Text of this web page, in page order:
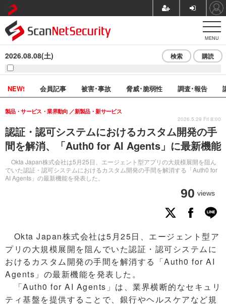
MENU
2026.08.08(土) 検索 購読
NEW! 会員記事 被害･事故 脅威･脆弱性 調査･報告
認証・認可システムにおけるカスタム開発の手
間を解消、「Auth0 for AI Agents」に最新機能
Okta Japan株式会社は5月25日、エージェント型アプリの大規模展開を阻ん
でいた認証・認可システムにおけるカスタム開発の手間を解消する「Auth0 for
AI Agents」の最新機能を発表した。
製品・サービス・業界動向 新製品・新サービス
90 views
2026.5.29 Fri 8:00
Okta Japan株式会社は5月25日、エージェント型ア
プリの大規模展開を阻んでいた認証・認可システムに
おけるカスタム開発の手間を解消する「Auth0 for AI
Agents」の最新機能を発表した。
「Auth0 for AI Agents」は、業界横断的なセキュリ
ティ基盤を提供することで、銀行やヘルスケアなど規